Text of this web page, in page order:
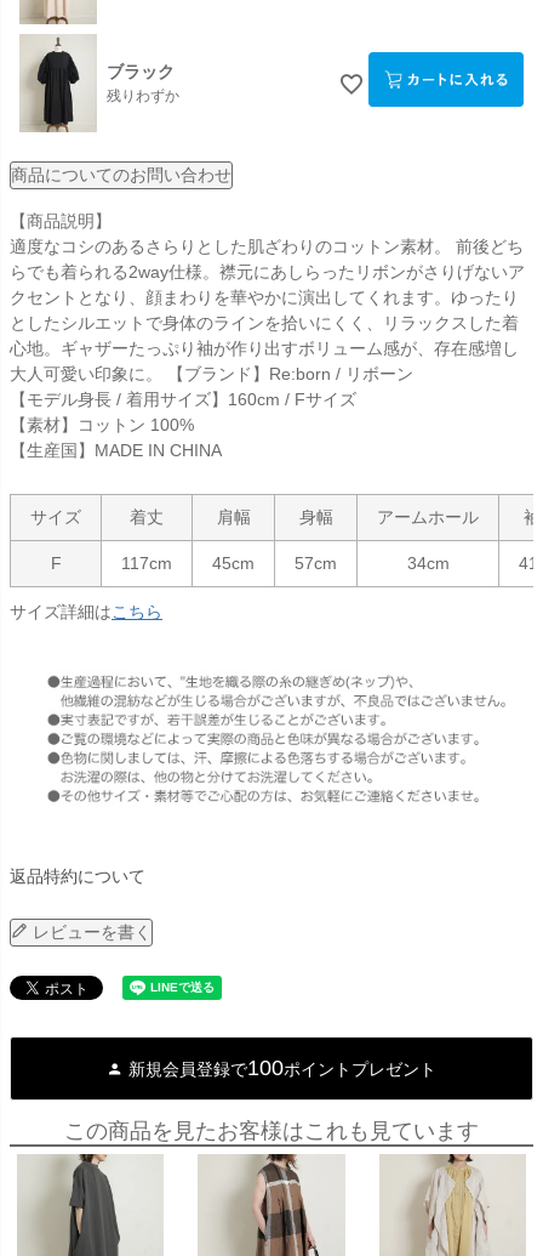
ブラック
残りわずか
商品についてのお問い合わせ
【商品説明】
適度なコシのあるさらりとした肌ざわりのコットン素材。 前後どち
らでも着られる2way仕様。襟元にあしらったリボンがさりげないア
クセントとなり、顔まわりを華やかに演出してくれます。ゆったり
としたシルエットで身体のラインを拾いにくく、リラックスした着
心地。ギャザーたっぷり袖が作り出すボリューム感が、存在感増し
大人可愛い印象に。 【ブランド】Re:born / リボーン
【モデル身長 / 着用サイズ】160cm / Fサイズ
【素材】コットン 100%
【生産国】MADE IN CHINA
サイズ 着丈 肩幅 身幅 アームホール
F 117cm 45cm 57cm 34cm
サイズ詳細はこちら
返品特約について
レビューを書く
新規会員登録で100ポイントプレゼント
この商品を見たお客様はこれも見ています